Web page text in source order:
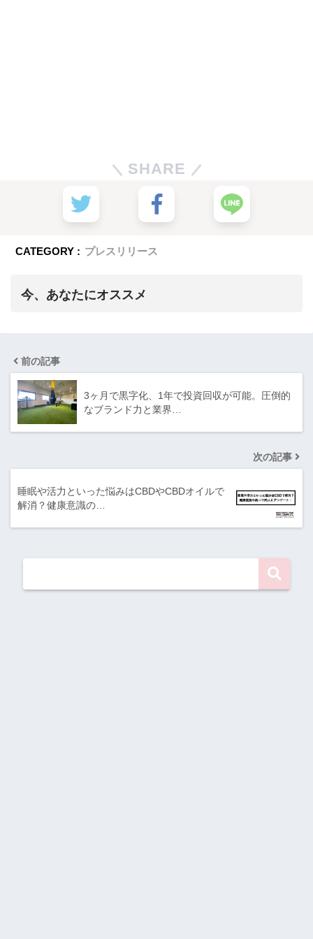
SHARE
CATEGORY : プレスリリース
今、あなたにオススメ
前の記事
3ヶ月で黒字化、1年で投資回収が可能。圧倒的
なブランド力と業界…
次の記事
睡眠や活力といった悩みはCBDやCBDオイルで
解消？健康意識の…